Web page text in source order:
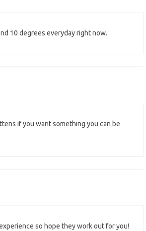
10 degrees everyday right now.
if you want something you can be
so hope they work out for you!